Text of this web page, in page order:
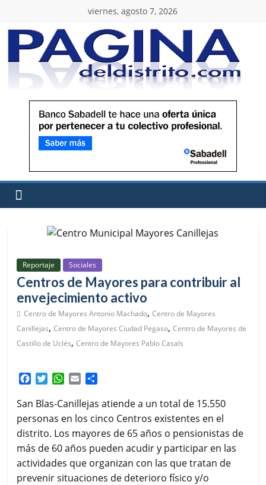
viernes, agosto 7, 2026
Reportaje Sociales
Centros de Mayores para contribuir al
envejecimiento activo
Centro de Mayores Antonio Machado,Centro de Mayores
Canillejas,Centro de Mayores Ciudad Pegaso,Centro de Mayores de
Castillo de Uclés,Centro de Mayores Pablo Casals
c
e
b
o
o
k
i
t
t
e
r
W
a
t
s
A
p
p
a
i
l
m
p
a
r
t
i
r
San Blas-Canillejas atiende a un total de 15.550
personas en los cinco Centros existentes en el
distrito. Los mayores de 65 años o pensionistas de
más de 60 años pueden acudir y participar en las
actividades que organizan con las que tratan de
prevenir situaciones de deterioro físico y/o